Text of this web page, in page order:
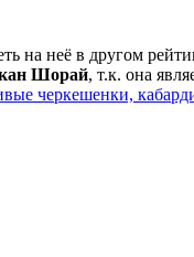
на неё в другом
Шорай, т.к. она
черкешенки,